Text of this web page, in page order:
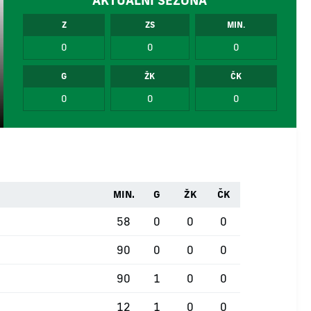
Z
0
ZS
0
MIN.
0
G
0
ŽK
0
ČK
0
MIN. G ŽK ČK
58 0 0 0
90 0 0 0
90 1 0 0
12 1 0 0